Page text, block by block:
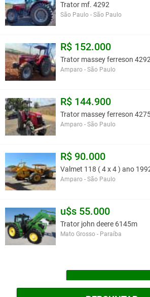
Trator mf. 4292
São Paulo - São Paulo
R$ 152.000
Trator massey ferreson
Amparo - São Paulo
R$ 144.900
Trator massey ferreson
Amparo - São Paulo
R$ 90.000
Valmet 118 ( 4 x 4 ) ano
Amparo - São Paulo
u$s 55.000
Trator john deere 6145m
Mato Grosso - Paraíba